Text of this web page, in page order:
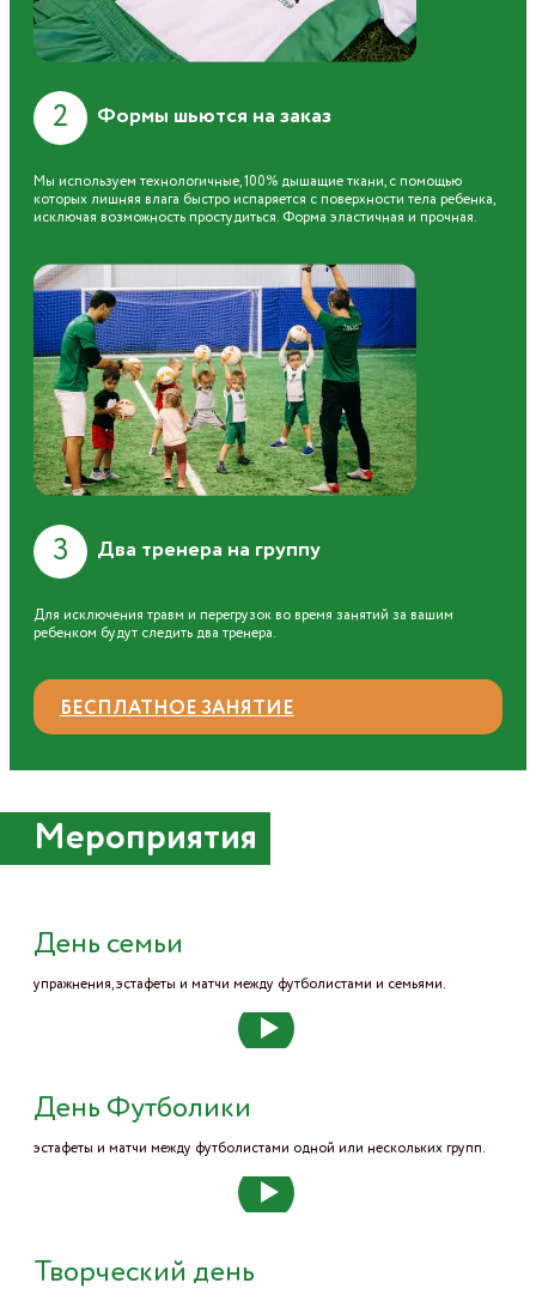
2 Формы шьются на заказ
Мы используем технологичные, 100% дышащие ткани, с помощью
которых лишняя влага быстро испаряется с поверхности тела ребенка,
исключая возможность простудиться. Форма эластичная и прочная.
3 Два тренера на группу
Для исключения травм и перегрузок во время занятий за вашим
ребенком будут следить два тренера.
БЕСПЛАТНОЕ ЗАНЯТИЕ
Мероприятия
День семьи
упражнения, эстафеты и матчи между футболистами и семьями.
День Футболики
эстафеты и матчи между футболистами одной или нескольких групп.
Творческий день